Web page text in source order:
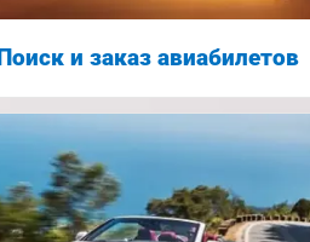
Поиск и заказ авиабилетов